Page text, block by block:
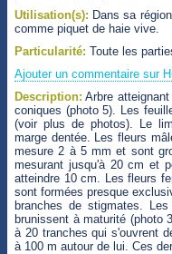
Utilisation(s): Dans sa
comme piquet de haie vive.
Particularité: Toute les
Ajouter un commentaire sur
Description: Arbre
coniques (photo 5). Les
(voir plus de photos). Le
marge dentée. Les fleurs
mesure 2 à 5 mm et sont
mesurant jusqu'à 20 cm et
atteindre 10 cm. Les fleurs
sont formées presque
branches de stigmates.
brunissent à maturité (photo
à 20 tranches qui s'ouvrent
à 100 m autour de lui. Ces